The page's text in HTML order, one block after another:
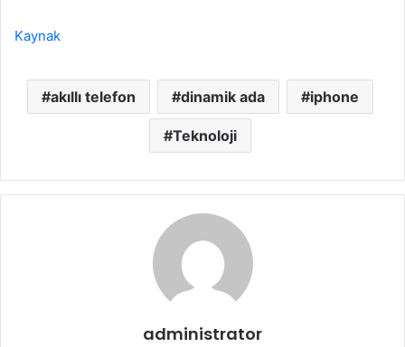
Kaynak
akıllı telefon dinamik ada iphone
Teknoloji
administrator